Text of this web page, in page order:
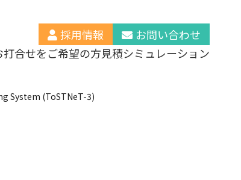
採用情報
お問い合わせ
合せをご希望の方見積シミュレーション
System (ToSTNeT-3)